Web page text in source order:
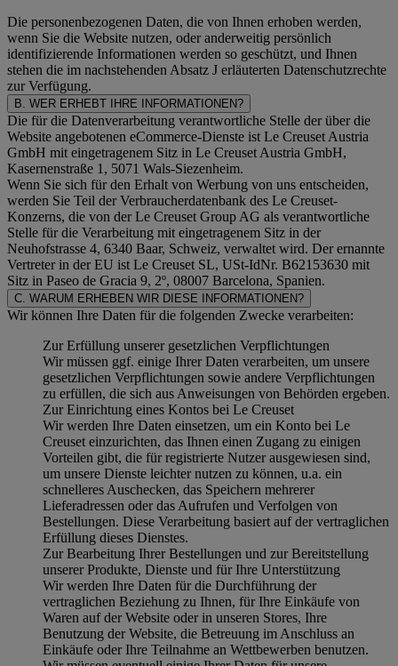
Die personenbezogenen Daten, die von Ihnen erhoben werden,
wenn Sie die Website nutzen, oder anderweitig persönlich
identifizierende Informationen werden so geschützt, und Ihnen
stehen die im nachstehenden Absatz J erläuterten Datenschutzrechte
zur Verfügung.
B. WER ERHEBT IHRE INFORMATIONEN?
Die für die Datenverarbeitung verantwortliche Stelle der über die
Website angebotenen eCommerce-Dienste ist Le Creuset Austria
GmbH mit eingetragenem Sitz in Le Creuset Austria GmbH,
Kasernenstraße 1, 5071 Wals-Siezenheim.
Wenn Sie sich für den Erhalt von Werbung von uns entscheiden,
werden Sie Teil der Verbraucherdatenbank des Le Creuset-
Konzerns, die von der Le Creuset Group AG als verantwortliche
Stelle für die Verarbeitung mit eingetragenem Sitz in der
Neuhofstrasse 4, 6340 Baar, Schweiz, verwaltet wird. Der ernannte
Vertreter in der EU ist Le Creuset SL, USt-IdNr. B62153630 mit
Sitz in Paseo de Gracia 9, 2º, 08007 Barcelona, Spanien.
C. WARUM ERHEBEN WIR DIESE INFORMATIONEN?
Wir können Ihre Daten für die folgenden Zwecke verarbeiten:
Zur Erfüllung unserer gesetzlichen Verpflichtungen
Wir müssen ggf. einige Ihrer Daten verarbeiten, um unsere
gesetzlichen Verpflichtungen sowie andere Verpflichtungen
zu erfüllen, die sich aus Anweisungen von Behörden ergeben.
Zur Einrichtung eines Kontos bei Le Creuset
Wir werden Ihre Daten einsetzen, um ein Konto bei Le
Creuset einzurichten, das Ihnen einen Zugang zu einigen
Vorteilen gibt, die für registrierte Nutzer ausgewiesen sind,
um unsere Dienste leichter nutzen zu können, u.a. ein
schnelleres Auschecken, das Speichern mehrerer
Lieferadressen oder das Aufrufen und Verfolgen von
Bestellungen. Diese Verarbeitung basiert auf der vertraglichen
Erfüllung dieses Dienstes.
Zur Bearbeitung Ihrer Bestellungen und zur Bereitstellung
unserer Produkte, Dienste und für Ihre Unterstützung
Wir werden Ihre Daten für die Durchführung der
vertraglichen Beziehung zu Ihnen, für Ihre Einkäufe von
Waren auf der Website oder in unseren Stores, Ihre
Benutzung der Website, die Betreuung im Anschluss an
Einkäufe oder Ihre Teilnahme an Wettbewerben benutzen.